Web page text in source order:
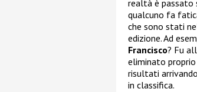
realtà è passato
qualcuno fa
che sono stati
edizione. Ad
Francisco? Fu
eliminato proprio
risultati
in classifica.